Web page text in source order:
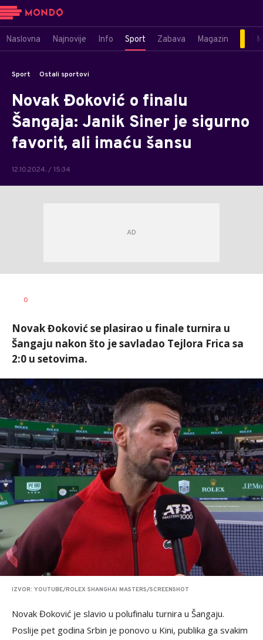
Naslovna Najnovije Info Sport Zabava Magazin
Sport Ostali sportovi
Novak Đoković o finalu
Šangaja: Janik Siner je sigurno
favorit, ali imaću šansu
12.10.2024. / 15:34
AUTOR
0
Novak Đoković se plasirao u finale turnira u
Šangaju nakon što je savladao Tejlora Frica sa
2:0 u setovima.
IZVOR: YOUTUBE/ROLEX SHANGHAI MASTERS/SCREENSHOT
Novak Đoković je slavio u polufinalu turnira u Šangaju.
Poslije pet godina Srbin je ponovo u Kini, publika ga svakim